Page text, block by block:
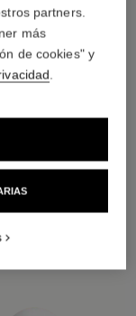
partners.
más
de cookies" y
.